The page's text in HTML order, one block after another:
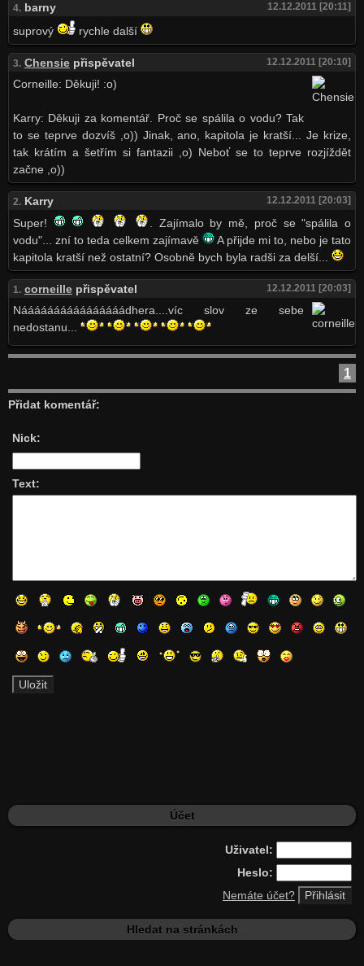
4.barny 12.12.2011 [20:11]
suprový rychle další
3. Chensiepřispěvatel 12.12.2011 [20:10]
Corneille: Děkuji! :o)
Karry: Děkuji za komentář. Proč se spálila o vodu? Tak
to se teprve dozvíš ,o)) Jinak, ano, kapitola je kratší... Je krize,
tak krátím a šetřím si fantazii ,o) Neboť se to teprve rozjíždět
začne ,o))
2.Karry 12.12.2011 [20:03]
Super!
. Zajímalo by mě, proč se "spálila o
vodu"... zní to teda celkem zajímavě
A přijde mi to, nebo je tato
kapitola kratší než ostatní? Osobně bych byla radši za delší...
1. corneillepřispěvatel 12.12.2011 [20:03]
Náááááááááááááááádhera....víc slov ze sebe
nedostanu...
1
Přidat komentář:
Nick:
Text:
Účet
Uživatel:
Heslo:
Nemáte účet?
Hledat na stránkách